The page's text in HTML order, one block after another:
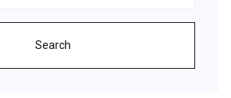
Search